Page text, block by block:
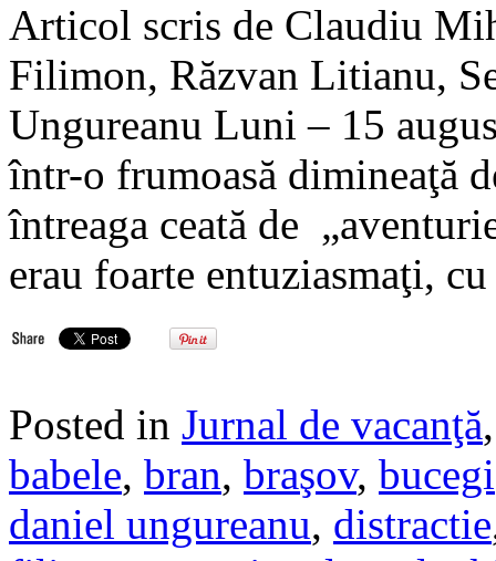
Articol scris de Claudiu
Filimon, Răzvan Litianu,
Ungureanu Luni – 15
într-o frumoasă dimineaţă
întreaga ceată de
erau foarte entuziasmaţi,
Posted in Jurnal de vacanţă
babele, bran, braşov, bucegi
daniel ungureanu, distractie